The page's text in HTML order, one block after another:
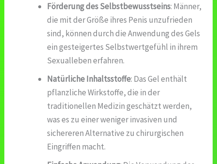
Förderung des Selbstbewusstseins: Männer,
die mit der Größe ihres Penis unzufrieden
sind, können durch die Anwendung des Gels
ein gesteigertes Selbstwertgefühl in ihrem
Sexualleben erfahren.
Natürliche Inhaltsstoffe: Das Gel enthält
pflanzliche Wirkstoffe, die in der
traditionellen Medizin geschätzt werden,
was es zu einer weniger invasiven und
sichereren Alternative zu chirurgischen
Eingriffen macht.